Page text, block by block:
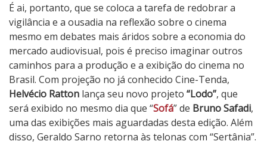
É ai, portanto, que se coloca a tarefa de redobrar a
vigilância e a ousadia na reflexão sobre o cinema
mesmo em debates mais áridos sobre a economia do
mercado audiovisual, pois é preciso imaginar outros
caminhos para a produção e a exibição do cinema no
Brasil. Com projeção no já conhecido Cine-Tenda,
Helvécio Ratton lança seu novo projeto “Lodo”, que
será exibido no mesmo dia que “Sofá” de Bruno Safadi,
uma das exibições mais aguardadas desta edição. Além
disso, Geraldo Sarno retorna às telonas com “Sertânia”.